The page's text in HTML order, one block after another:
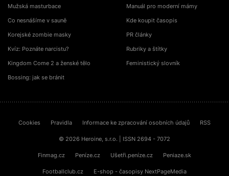
Mužská masturbace
Co nesnášíme v sauně
Korejské zombie masky
Kvíz: Poznáte narcistu?
Kingdom Come 2 a ženské tělo
Bossing: jak se bránit
Manuál pro moderní mámy
Kde koupit časopis
PR články
Rubriky a štítky
Feministický slovník
Cookies Pravidla Informace ke zpracování osobních údajů RSS
© 2026 Heroine, s.r.o. | ISSN 2694 - 7072
Finmag.cz Peníze.cz Ušetři.peníze.cz Peniaze.sk
Footballclub.cz E-shop - časopisy NextPageMedia